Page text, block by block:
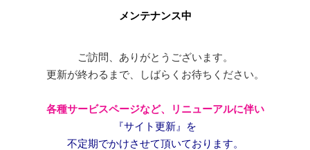
メンテナンス中
ご訪問、ありがとうございます。
更新が終わるまで、しばらくお待ちください。
各種サービスページなど、
リニューアルに伴い
『サイト更新』を
不定期でかけさせて頂いております。